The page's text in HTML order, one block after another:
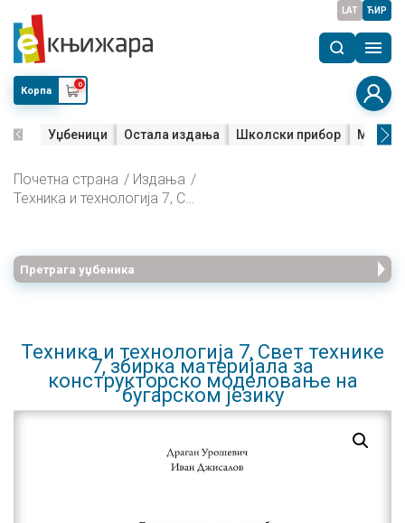
LAT ЋИР
Корпа
0
Уџбеници Остала издања Школски прибор Мала
Почетна страна
Издања
Техника и технологија 7, Свет технике 7, збирка материјала за конструкторско моделовање на бугарском језику
Претрага уџбеника
Техника и технологија 7, Свет технике
7, збирка материјала за
конструкторско моделовање на
бугарском језику